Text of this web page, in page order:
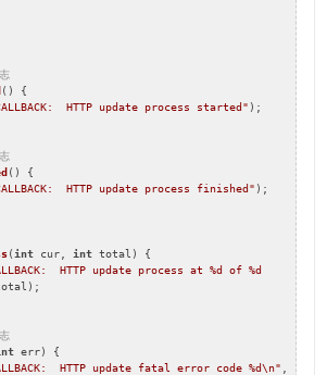
()
{
HTTP update process started" );
()
{
HTTP update process finished" );
( int cur, int total)
{
HTTP update process at %d of %d
err)
{
HTTP update fatal error code %d\n"